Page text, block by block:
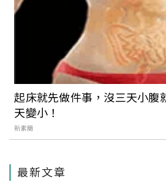
起床就先做件事，沒三天小腹
天變小！
新素簡
最新文章